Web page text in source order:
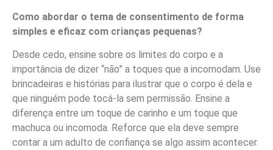
Como abordar o tema de consentimento de forma
simples e eficaz com crianças pequenas?
Desde cedo, ensine sobre os limites do corpo e a
importância de dizer “não” a toques que a incomodam. Use
brincadeiras e histórias para ilustrar que o corpo é dela e
que ninguém pode tocá-la sem permissão. Ensine a
diferença entre um toque de carinho e um toque que
machuca ou incomoda. Reforce que ela deve sempre
contar a um adulto de confiança se algo assim acontecer.